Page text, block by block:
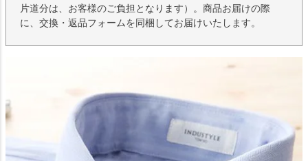
片道分は、お客様のご負担となります）。商品お届けの際
に、交換・返品フォームを同梱してお届けいたします。